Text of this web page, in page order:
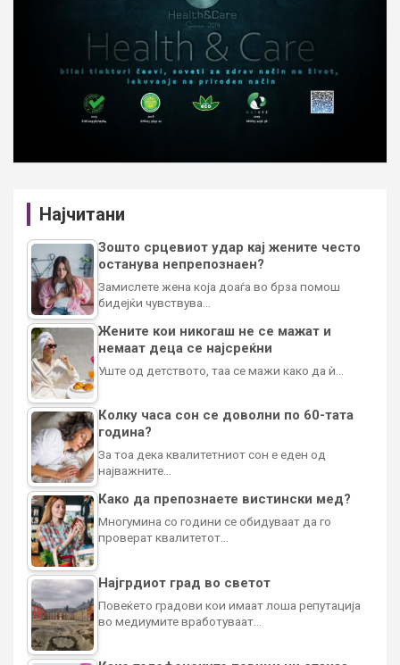
Најчитани
Зошто срцевиот удар кај жените често
останува непрепознаен?
Замислете жена која доаѓа во брза помош
бидејќи чувствува…
Жените кои никогаш не се мажат и
немаат деца се најсреќни
Уште од детството, таа се мажи како да ѝ…
Колку часа сон се доволни по 60-тата
година?
За тоа дека квалитетниот сон е еден од
најважните…
Како да препознаете вистински мед?
Многумина со години се обидуваат да го
проверат квалитетот…
Најгрдиот град во светот
Повеќето градови кои имаат лоша репутација
во медиумите вработуваат…